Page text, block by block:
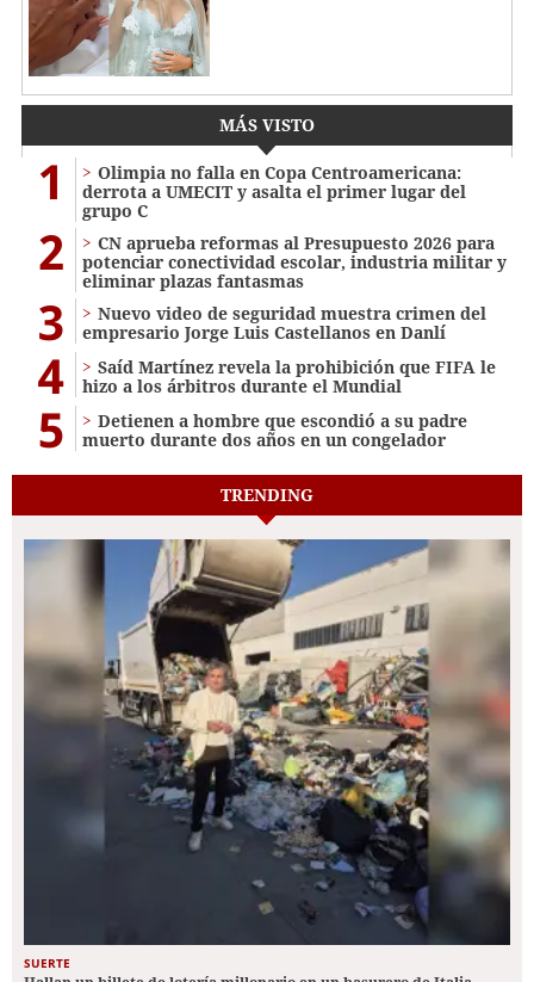
MÁS VISTO
1
Olimpia no falla en Copa Centroamericana:
derrota a UMECIT y asalta el primer lugar del
grupo C
2
CN aprueba reformas al Presupuesto 2026 para
potenciar conectividad escolar, industria militar y
eliminar plazas fantasmas
3
Nuevo video de seguridad muestra crimen del
empresario Jorge Luis Castellanos en Danlí
4
Saíd Martínez revela la prohibición que FIFA le
hizo a los árbitros durante el Mundial
5
Detienen a hombre que escondió a su padre
muerto durante dos años en un congelador
TRENDING
SUERTE